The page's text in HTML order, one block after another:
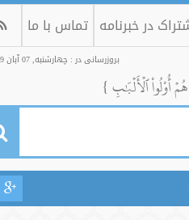
در خبرنامه تماس با ما
بروزرسانی در : چهارشنبه, 07 آبان 1399
أُوْلُواْ ٱلۡأَلۡبَٰبِ }